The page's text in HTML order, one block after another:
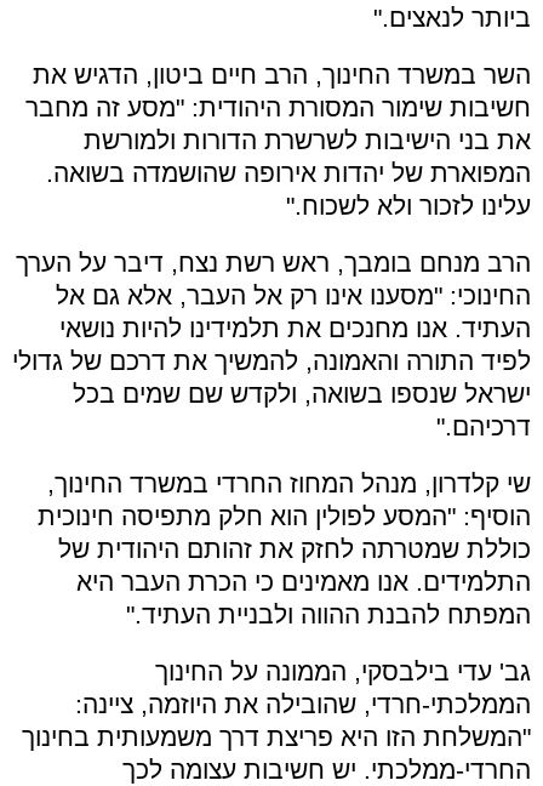
ביותר לנאצים."
השר במשרד החינוך, הרב חיים ביטון, הדגיש את
חשיבות שימור המסורת היהודית: "מסע זה מחבר
את בני הישיבות לשרשרת הדורות ולמורשת
המפוארת של יהדות אירופה שהושמדה בשואה.
עלינו לזכור ולא לשכוח."
הרב מנחם בומבך, ראש רשת נצח, דיבר על הערך
החינוכי: "מסענו אינו רק אל העבר, אלא גם אל
העתיד. אנו מחנכים את תלמידינו להיות נושאי
לפיד התורה והאמונה, להמשיך את דרכם של גדולי
ישראל שנספו בשואה, ולקדש שם שמים בכל
דרכיהם."
שי קלדרון, מנהל המחוז החרדי במשרד החינוך,
הוסיף: "המסע לפולין הוא חלק מתפיסה חינוכית
כוללת שמטרתה לחזק את זהותם היהודית של
התלמידים. אנו מאמינים כי הכרת העבר היא
המפתח להבנת ההווה ולבניית העתיד."
גב' עדי בילבסקי, הממונה על החינוך
הממלכתי-חרדי, שהובילה את היוזמה, ציינה:
"המשלחת הזו היא פריצת דרך משמעותית בחינוך
החרדי-ממלכתי. יש חשיבות עצומה לכך